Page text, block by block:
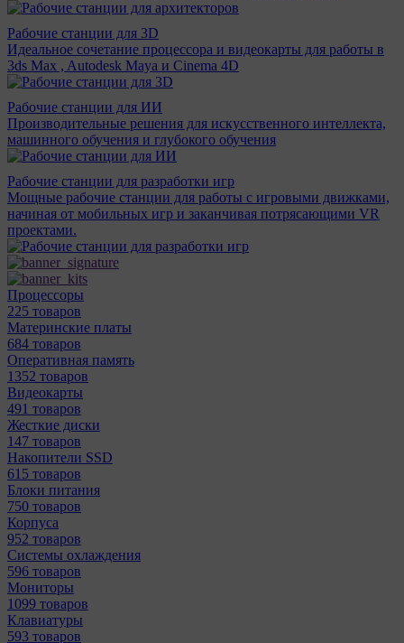
Рабочие станции для 3D
Идеальное сочетание процессора и видеокарты для работы в
3ds Max , Autodesk Maya и Cinema 4D
Рабочие станции для ИИ
Производительные решения для искусственного интеллекта,
машинного обучения и глубокого обучения
Рабочие станции для разработки игр
Мощные рабочие станции для работы с игровыми движками,
начиная от мобильных игр и заканчивая потрясающими VR
проектами.
Процессоры
225 товаров
Материнcкие платы
684 товаров
Оперативная память
1352 товаров
Видеокарты
491 товаров
Жесткие диски
147 товаров
Накопители SSD
615 товаров
Блоки питания
750 товаров
Корпуса
952 товаров
Системы охлаждения
596 товаров
Мониторы
1099 товаров
Клавиатуры
593 товаров